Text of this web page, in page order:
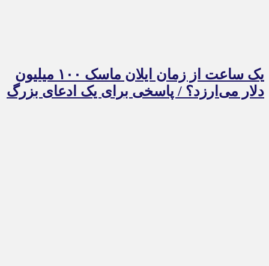
یک ساعت از زمان ایلان ماسک ۱۰۰ میلیون
دلار می‌ارزد؟ / پاسخی برای یک ادعای بزرگ